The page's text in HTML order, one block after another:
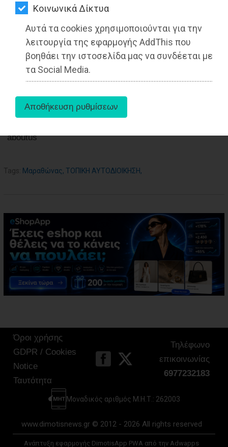
Kοινωνικά Δίκτυα
Αυτά τα cookies χρησιμοποιούνται για την
λειτουργία της εφαρμογής AddThis που
βοηθάει την ιστοσελίδα μας να συνδέεται με
τα Social Media.
ΨΙΘΥΡΟΙ
ΑΠΟΣΤΟΛΗ
ΑΡΘΡΩΝ
aboutus
Tags: Μαραθώνας, ΤΟΠΙΚΗ ΑΥΤΟΔΙΟΙΚΗΣΗ,
Όροι χρήσης
GDPR / Cookies
Notice
Ταυτότητα
Τηλέφωνο
επικοινωνίας
6977232183
Μοναδικός αριθμός Μ.Η.Τ.: 262003
www.dimotisnews.gr © 2012 - 2026 All rights reserved
Ανάπτυξη εφαρμογής DimotisApp PWA από την Adwapps